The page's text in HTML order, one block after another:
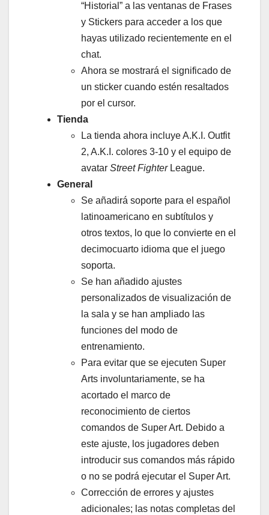
“Historial” a las ventanas de Frases
y Stickers para acceder a los que
hayas utilizado recientemente en el
chat.
Ahora se mostrará el significado de
un sticker cuando estén resaltados
por el cursor.
Tienda
La tienda ahora incluye A.K.I. Outfit
2, A.K.I. colores 3-10 y el equipo de
avatar Street FighterLeague.
General
Se añadirá soporte para el español
latinoamericano en subtítulos y
otros textos, lo que lo convierte en el
decimocuarto idioma que el juego
soporta.
Se han añadido ajustes
personalizados de visualización de
la sala y se han ampliado las
funciones del modo de
entrenamiento.
Para evitar que se ejecuten Super
Arts involuntariamente, se ha
acortado el marco de
reconocimiento de ciertos
comandos de Super Art. Debido a
este ajuste, los jugadores deben
introducir sus comandos más rápido
o no se podrá ejecutar el Super Art.
Corrección de errores y ajustes
adicionales; las notas completas del